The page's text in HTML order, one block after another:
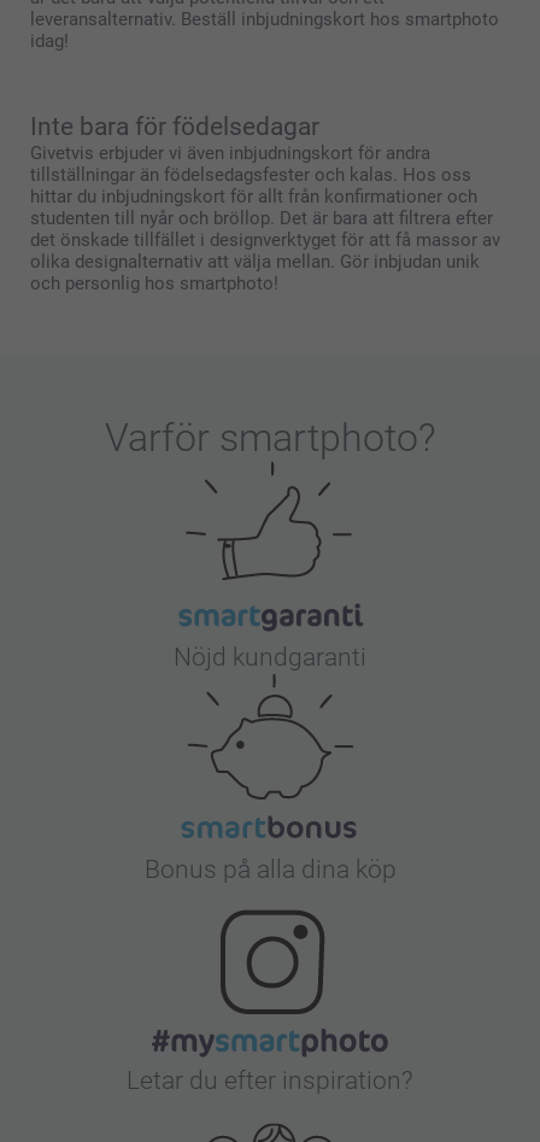
leveransalternativ. Beställ inbjudningskort hos smartphoto
idag!
Inte bara för födelsedagar
Givetvis erbjuder vi även inbjudningskort för andra
tillställningar än födelsedagsfester och kalas. Hos oss
hittar du inbjudningskort för allt från konfirmationer och
studenten till nyår och bröllop. Det är bara att filtrera efter
det önskade tillfället i designverktyget för att få massor av
olika designalternativ att välja mellan. Gör inbjudan unik
och personlig hos smartphoto!
Varför smartphoto?
Nöjd kundgaranti
Bonus på alla dina köp
Letar du efter inspiration?